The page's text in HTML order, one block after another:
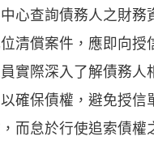
心查詢債務人之財務
清償案件，應即向授
實際深入了解債務人
確保債權，避免授信
而怠於行使追索債權